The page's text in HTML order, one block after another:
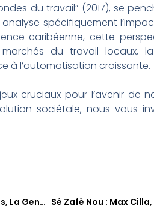
du travail” (2017), se
spécifiquement
caribéenne, cette
du travail locaux,
à l’automatisation croissante.
cruciaux pour l’avenir de
sociétale, nous vous
Denis Pourawa : L’auteur Calédonien Entre Paris, La Genèse Kanak Et La Poésie De La Nature